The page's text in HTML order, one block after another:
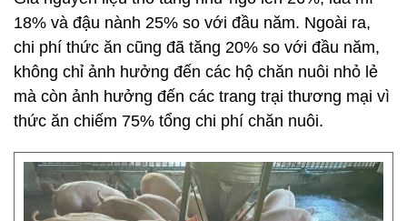
18% và đậu nành 25% so với đầu năm. Ngoài ra,
chi phí thức ăn cũng đã tăng 20% so với đầu năm,
không chỉ ảnh hưởng đến các hộ chăn nuôi nhỏ lẻ
mà còn ảnh hưởng đến các trang trại thương mại vì
thức ăn chiếm 75% tổng chi phí chăn nuôi.